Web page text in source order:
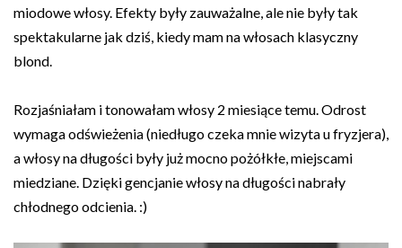
miodowe włosy. Efekty były zauważalne, ale nie były tak
spektakularne jak dziś, kiedy mam na włosach klasyczny
blond.
Rozjaśniałam i tonowałam włosy 2 miesiące temu. Odrost
wymaga odświeżenia (niedługo czeka mnie wizyta u fryzjera),
a włosy na długości były już mocno pożółkłe, miejscami
miedziane. Dzięki gencjanie włosy na długości nabrały
chłodnego odcienia. :)